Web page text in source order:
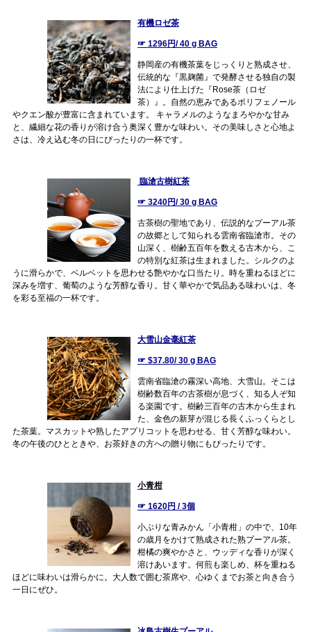
有機ロゼ茶
☞ 1296円/ 40 g BAG
静岡産の有機茶葉をじっくりと熟成させ、
伝統的な『黒麹菌』で発酵させる独自の製
法により仕上げた『Rose茶（ロゼ
茶）』。自然の恵みであるポリフェノール
やクエン酸が豊富に含まれています。 キャラメルのようなまろやかな甘み
と、繊細な花の香りが溶け合う奥深く豊かな味わい。その美味しさと心地よ
さは、冷え込む冬の日にぴったりの一杯です。
臨滄古樹紅茶
☞ 3240円/ 30 g BAG
古茶樹の聖地であり、伝説的なプーアル茶
の故郷として知られる雲南省臨滄市。その
山深く、樹齢五百年を数える古木から、こ
の特別な紅茶は生まれました。シルクのよ
うに滑らかで、ベルベットを思わせる艶やかな口当たり。時を重ねるほどに
深みを増す、葡萄のような芳醇な香り。甘く華やかで気品ある味わいは、冬
を彩る至福の一杯です。
大雪山金毫紅茶
☞ $37.80/ 30 g BAG
雲南省臨滄の霧深い高地、大雪山。そこは
樹齢数百年の古茶樹が息づく、知る人ぞ知
る楽園です。樹齢三百年の古木から生まれ
た、金色の新芽が混じる長くふっくらとし
た茶葉。マスカットや熟したアプリコットを思わせる、甘く芳醇な味わい。
冬の午後のひとときや、お茶好きの方への贈り物にもぴったりです。
小青柑
☞ 1620円 / 3個
小ぶりな青みかん「小青柑」の中で、10年
の歳月をかけて熟成された熟プーアル茶。
柑橘の爽やかさと、ウッディな香りが深く
溶けあいます。何煎も楽しめ、杯を重ねる
ほどに味わいは滑らかに。大人数で囲む茶席や、心ゆくまでお茶と向き合う
一日にぜひ。